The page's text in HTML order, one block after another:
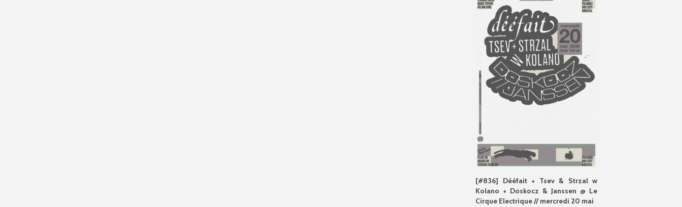
[#836] Dééfait + Tsev & Strzal w
Kolano + Doskocz & Janssen @ Le
Cirque Electrique // mercredi 20 mai